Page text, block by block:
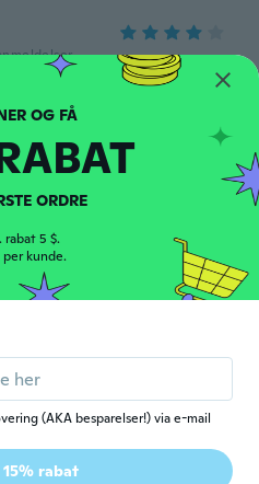
the ashes were
anmeldelser
ORDRE
rabat 5 $.
per kunde.
(AKA besparelser!) via e-mail
15% rabat